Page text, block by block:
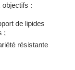
objectifs :
de lipides
;
résistante